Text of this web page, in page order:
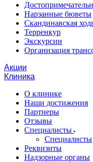
Нарзанные бюветы
Скандинавская
Терренкур
Экскурсии
Организация
Акции
Клиника
О клинике
Наши достижения
Партнеры
Отзывы
Специалисты
Специалисты
Реквизиты
Надзорные органы